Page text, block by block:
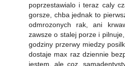
poprzestawialo i teraz caly
gorsze, chba jednak to
odmrozonych rak, ani
zawsze o stalej porze i
godziny przerwy miedzy
dostaje max raz dziennie
jestem, ale coz,